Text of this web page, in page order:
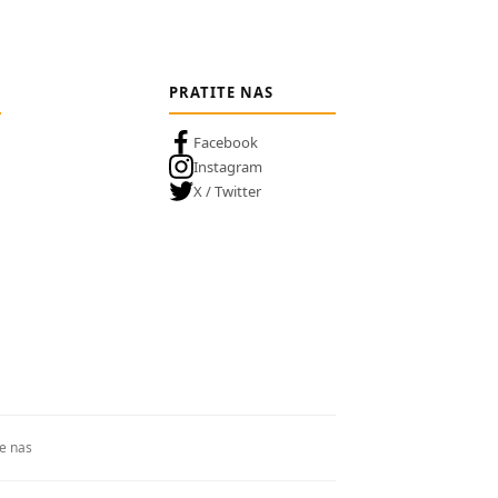
PRATITE NAS
Facebook
Instagram
X / Twitter
nas